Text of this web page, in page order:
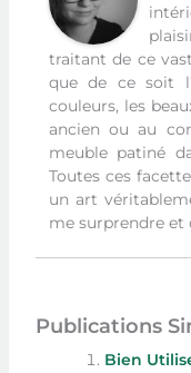
traitant de ce
que de ce soit
couleurs, les
ancien ou au
meuble patiné
Toutes ces
un art
me surprendre et
Publications
Bien